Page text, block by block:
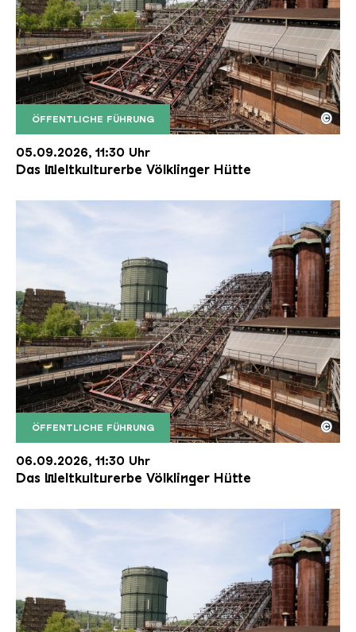
ÖFFENTLICHE FÜHRUNG
Der Erzschrägaufzug der Völklinger Hütte mit
Copyright: Weltkulturerbe Völklinger Hütte | Karl
©
05.09.2026, 11:30 Uhr
Das Weltkulturerbe Völklinger Hütte
ÖFFENTLICHE FÜHRUNG
Der Erzschrägaufzug der Völklinger Hütte mit
Copyright: Weltkulturerbe Völklinger Hütte | Karl
©
06.09.2026, 11:30 Uhr
Das Weltkulturerbe Völklinger Hütte